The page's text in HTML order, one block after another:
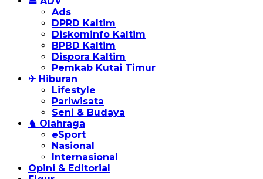
Ads
DPRD Kaltim
Diskominfo Kaltim
BPBD Kaltim
Dispora Kaltim
Pemkab Kutai Timur
✈ Hiburan
Lifestyle
Pariwisata
Seni & Budaya
♞ Olahraga
eSport
Nasional
Internasional
Opini & Editorial